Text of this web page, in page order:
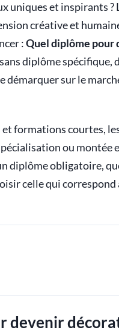
uniques et inspirants ?
créative et
:Quel diplôme pour
diplôme spécifique,
démarquer sur le
formations courtes,
ou montée
diplôme obligatoire,
celle qui correspond
devenir